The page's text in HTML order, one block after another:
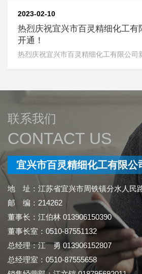
2023-02-10
热烈庆祝宜兴市百灵精细化工有
开通！
热烈庆祝宜兴市百灵精细化工有限公司
联系我们
CONTACT US
宜兴市百灵精细化工有限公
地 址：江苏省宜兴市周铁镇分水人民
邮 编：214262
董事长：江伯林 013906150390
董事长室：0510-87551132
总经理：江 勇 013906152807
总经理室：0510-87555658